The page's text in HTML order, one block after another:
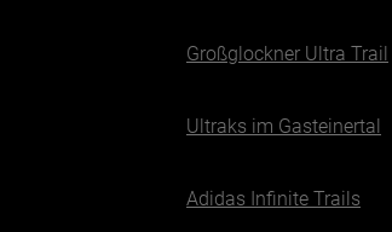
Großglockner Ultra Trail
Ultraks im Gasteinertal
Adidas Infinite Trails